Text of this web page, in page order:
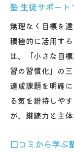
塾 生徒サポー
無理なく目標を
積極的に活用す
は、「小さな目
習の習慣化」の
達成課題を明確
る気を維持しや
が、継続力と主体
口コミから学ぶ